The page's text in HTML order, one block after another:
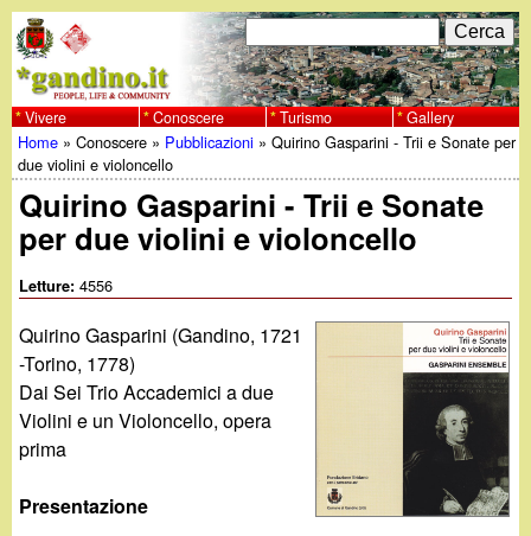
al
contenuto
principale
w
w
w
.
g
a
n
F
o
r
m
d
i
r
i
c
C
e
r
c
a
Vivere Conoscere Turismo Gallery
Tu
sei
qui
Home »Conoscere » Pubblicazioni »Quirino Gasparini - Trii e Sonate per
due violini e violoncello
Quirino Gasparini - Trii e Sonate
per due violini e violoncello
Letture:4556
Quirino Gasparini (Gandino, 1721
-Torino, 1778)
Dai Sei Trio Accademici a due
Violini e un Violoncello, opera
prima
Presentazione